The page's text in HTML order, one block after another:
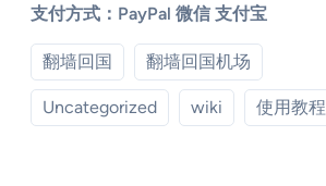
支付方式：PayPal 微信 支付宝
翻墙回国 翻墙回国机场
Uncategorized wiki 使用教程